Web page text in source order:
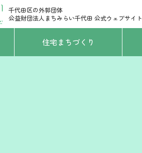
千代田区の外郭団体
公益財団法人まちみらい千代田 公式ウェブサイト
住宅まちづくり